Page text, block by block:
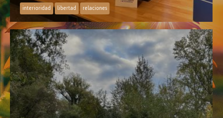
interioridad libertad relaciones